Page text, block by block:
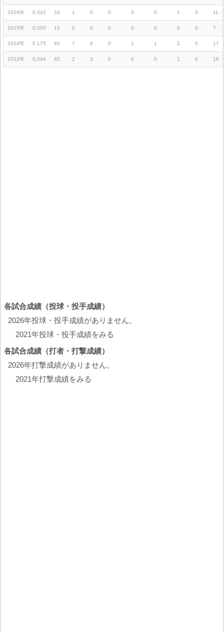
2016年 0.042 24 1 0 0 0 0 1 0 11
2015年 0.000 15 0 0 0 0 0 0 0 7
2014年 0.175 40 7 6 0 1 1 2 0 17
2013年 0.044 45 2 3 0 0 0 1 0 16
各試合成績（投球・投手成績）
2026年投球・投手成績がありません。
2021年投球・投手成績をみる
各試合成績（打者・打撃成績）
2026年打撃成績がありません。
2021年打撃成績をみる